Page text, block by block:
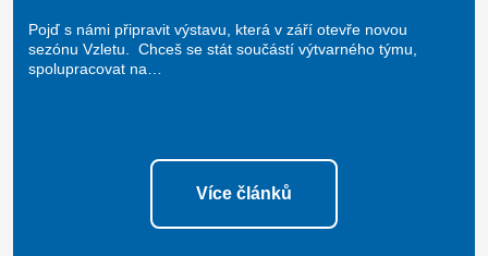
Pojď s námi připravit výstavu, která v září otevře novou
sezónu Vzletu. Chceš se stát součástí výtvarného týmu,
spolupracovat na…
Více článků